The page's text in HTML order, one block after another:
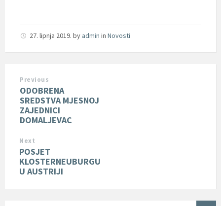
27. lipnja 2019. by admin in Novosti
Previous
ODOBRENA
SREDSTVA MJESNOJ
ZAJEDNICI
DOMALJEVAC
Next
POSJET
KLOSTERNEUBURGU
U AUSTRIJI